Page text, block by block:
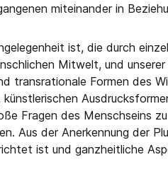
miteinander in
ist, die durch
Mitwelt, und
transrationale Formen des
Fragen des Menschseins
Aus der Anerkennung der
ist und ganzheitliche